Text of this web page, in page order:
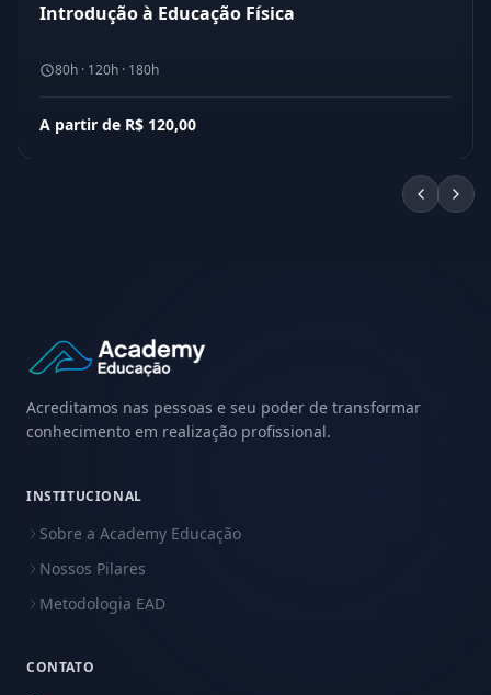
Introdução à Educação Física
80h · 120h · 180h
A partir de R$ 120,00
Acreditamos nas pessoas e seu poder de transformar
conhecimento em realização profissional.
INSTITUCIONAL
Sobre a Academy Educação
Nossos Pilares
Metodologia EAD
CONTATO